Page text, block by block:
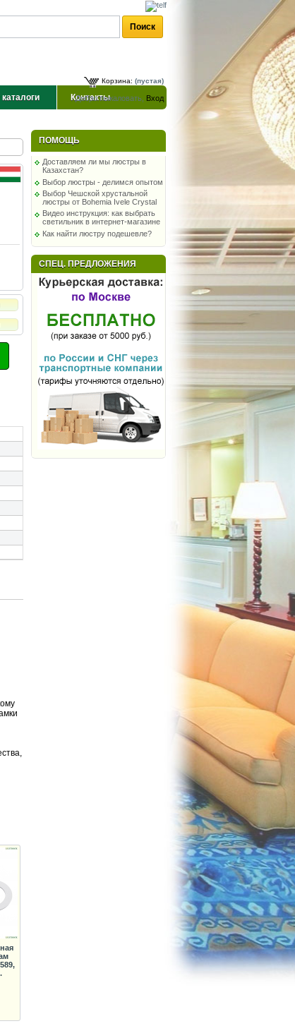
Корзина: (пустая)
Добро пожаловать, Вход
Контакты
ПОМОЩЬ
Доставляем ли мы люстры в
Казахстан?
Выбор люстры - делимся опытом
Выбор Чешской хрустальной
люстры от Bohemia Ivele Crystal
Видео инструкция: как выбрать
светильник в интернет-магазине
Как найти люстру подешевле?
СПЕЦ. ПРЕДЛОЖЕНИЯ